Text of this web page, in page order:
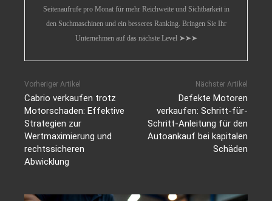
Seitenaufrufe pro Monat für mehr Reichweite und Sichtbarkeit in
den Suchmaschinen und ein besseres Ranking. Bringen Sie Ihr
Unternehmen auf das nächste Level ➤➤➤
Vorheriger Artikel
Cabrio verkaufen trotz
Motorschaden: Effektive
Strategien zur
Wertmaximierung und
rechtssicheren
Abwicklung
Nächster Artikel
Defekte Motoren
verkaufen: Schritt-für-
Schritt-Anleitung für den
Autoankauf bei kapitalen
Schäden